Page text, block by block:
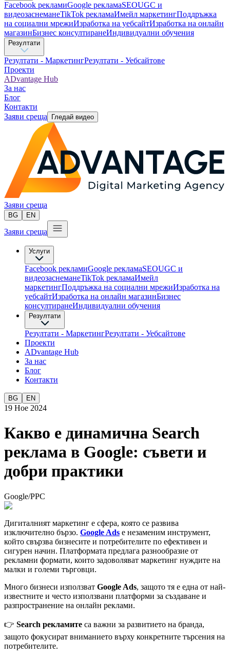
Facebook рекламиGoogle рекламаSEOUGC и
видеозаснеманеTikTok рекламaИмейл маркетингПоддръжка
на социални мрежиИзработка на уебсайтИзработка на онлайн
магазинБизнес консултиране​Индивидуални обучения
Резултати
Резултати - МаркетингРезултати - Уебсайтове
Проекти
ADvantage Hub
За нас
Блог
Контакти
Заяви среща
Гледай видео
Заяви среща
BG EN
Заяви среща
Услуги
Facebook рекламиGoogle рекламаSEOUGC и
видеозаснеманеTikTok рекламaИмейл
маркетингПоддръжка на социални мрежиИзработка на
уебсайтИзработка на онлайн магазинБизнес
консултиране​Индивидуални обучения
Резултати
Резултати - МаркетингРезултати - Уебсайтове
Проекти
ADvantage Hub
За нас
Блог
Контакти
BG EN
19 Ное 2024
Какво е динамична Search
реклама в Google: съвети и
добри практики
Google/PPC
Дигиталният маркетинг е сфера, която се развива
изключително бързо. Google Ads е незаменим инструмент,
който свързва бизнесите и потребителите по ефективен и
сигурен начин. Платформата предлага разнообразие от
рекламни формати, които задоволяват маркетинг нуждите на
малки и големи търговци.
Много бизнеси използват Google Ads, защото тя е една от най-
известните и често използвани платформи за създаване и
разпространение на онлайн реклами.
👉 Search рекламите са важни за развитието на бранда,
защото фокусират вниманието върху конкретните търсения на
потребителите.